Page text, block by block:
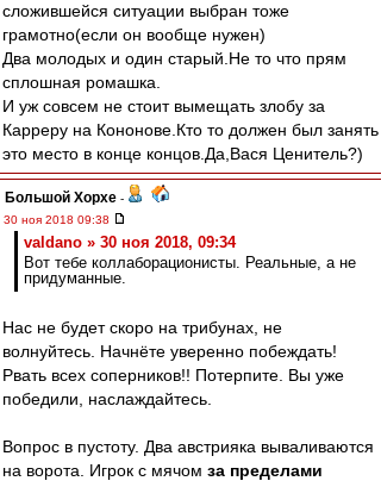
сложившейся ситуации выбран тоже
грамотно(если он вообще нужен)
Два молодых и один старый.Не то что прям
сплошная ромашка.
И уж совсем не стоит вымещать злобу за
Карреру на Кононове.Кто то должен был занять
это место в конце концов.Да,Вася Ценитель?)
Большой Хорхе -
30 ноя 2018 09:38
valdano » 30 ноя 2018, 09:34
Вот тебе коллаборационисты. Реальные, а не
придуманные.
Нас не будет скоро на трибунах, не
волнуйтесь. Начнёте уверенно побеждать!
Рвать всех соперников!! Потерпите. Вы уже
победили, наслаждайтесь.
Вопрос в пустоту. Два австрияка вываливаются
на ворота. Игрок с мячом за пределами